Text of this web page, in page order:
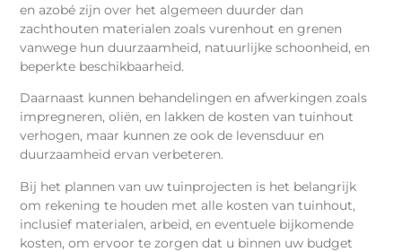
en azobé zijn over het algemeen duurder dan
zachthouten materialen zoals vurenhout en grenen
vanwege hun duurzaamheid, natuurlijke schoonheid, en
beperkte beschikbaarheid.
Daarnaast kunnen behandelingen en afwerkingen zoals
impregneren, oliën, en lakken de kosten van tuinhout
verhogen, maar kunnen ze ook de levensduur en
duurzaamheid ervan verbeteren.
Bij het plannen van uw tuinprojecten is het belangrijk
om rekening te houden met alle kosten van tuinhout,
inclusief materialen, arbeid, en eventuele bijkomende
kosten, om ervoor te zorgen dat u binnen uw budget